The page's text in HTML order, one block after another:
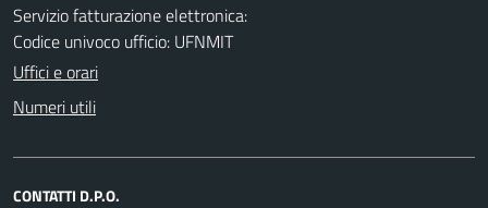
Servizio fatturazione elettronica:
Codice univoco ufficio: UFNMIT
Uffici e orari
Numeri utili
CONTATTI D.P.O.